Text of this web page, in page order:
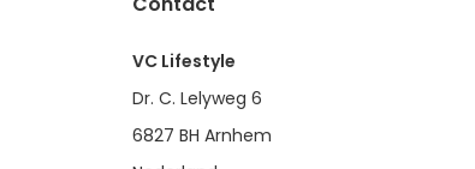
VC Lifestyle
Dr. C. Lelyweg 6
6827 BH Arnhem